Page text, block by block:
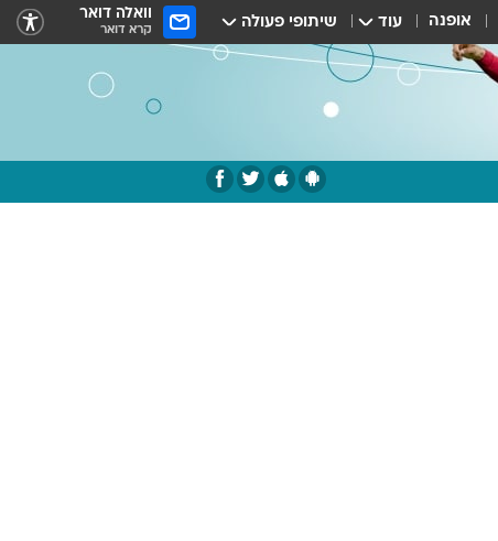
אופנה עוד שיתופי פעולה וואלה דואר
קרא דואר